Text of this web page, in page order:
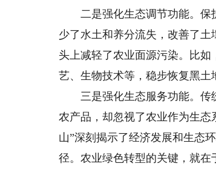
二是强化生态调节功能。保
少了水土和养分流失，改善了
头上减轻了农业面源污染。比
艺、生物技术等，稳步恢复黑土
三是强化生态服务功能。传
农产品，却忽视了农业作为生
山”深刻揭示了经济发展和生态
径。农业绿色转型的关键，就在